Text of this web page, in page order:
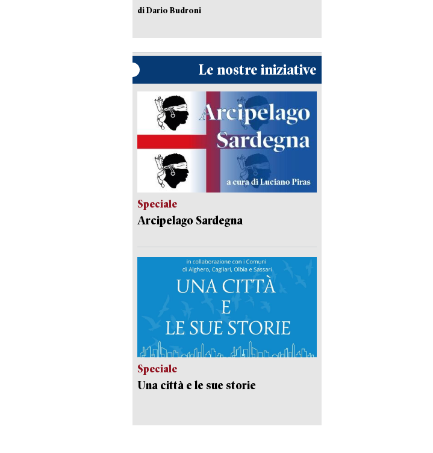
di Dario Budroni
Le nostre iniziative
Speciale
Arcipelago Sardegna
Speciale
Una città e le sue storie